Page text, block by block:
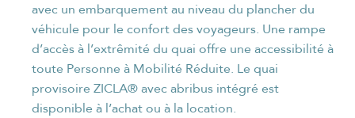
avec un embarquement au niveau du plancher du
véhicule pour le confort des voyageurs. Une rampe
d’accès à l’extrêmité du quai offre une accessibilité à
toute Personne à Mobilité Réduite. Le quai
provisoire ZICLA® avec abribus intégré est
disponible à l’achat ou à la location.
FONCTION*